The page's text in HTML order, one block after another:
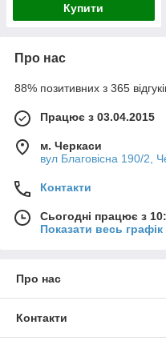
Купити
Про нас
88% позитивних з 365
Працює з 03.04.2015
м. Черкаси
вул Благовісна 190/2,
Контакти
Сьогодні працює з
Показати весь
Про нас
Контакти